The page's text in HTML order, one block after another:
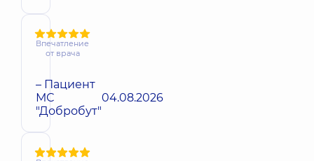
Впечатление
от врача
– Пациент
МС
"Добробут"
04.08.2026